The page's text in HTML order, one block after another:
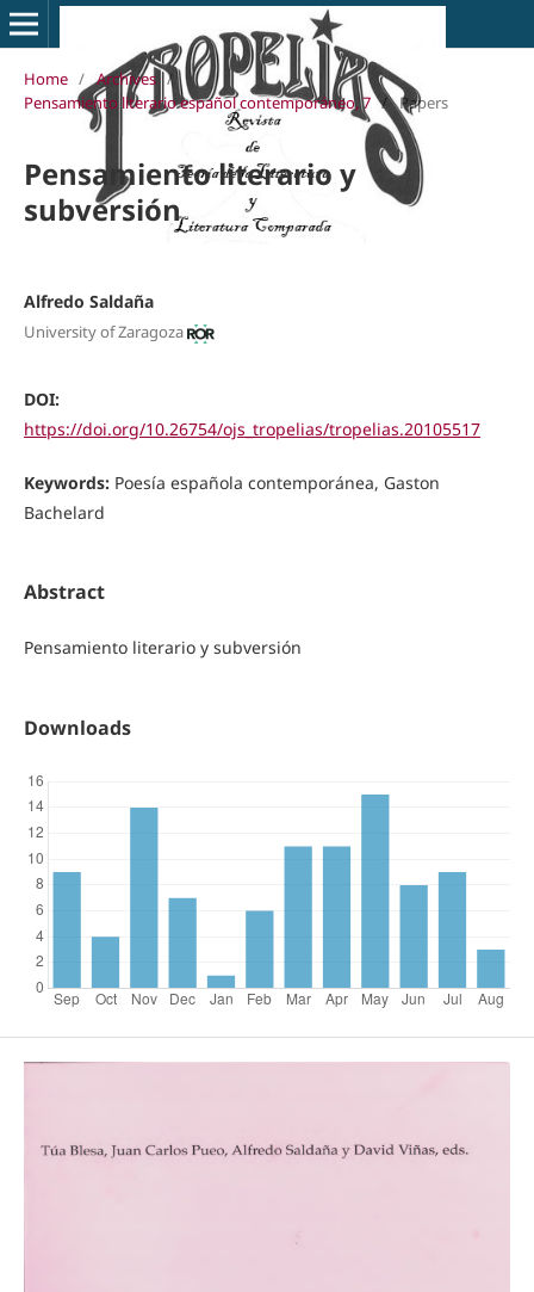
Home / Archives /
Pensamiento literario español contemporáneo, 7 / Papers
Pensamiento literario y
subversión
Alfredo Saldaña
University of Zaragoza
DOI:
https://doi.org/10.26754/ojs_tropelias/tropelias.20105517
Keywords: Poesía española contemporánea, Gaston
Bachelard
Abstract
Pensamiento literario y subversión
Downloads